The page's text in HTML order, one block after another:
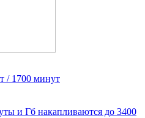
/ 1700 минут
и Гб накапливаются до 3400